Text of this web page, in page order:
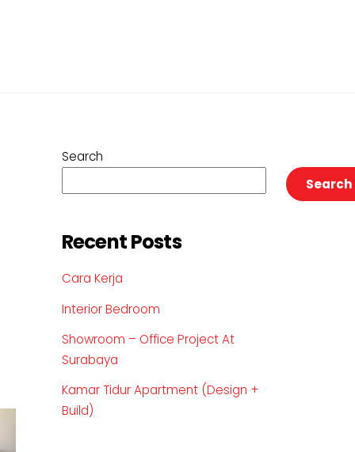
Search
Search
Recent Posts
Cara Kerja
Interior Bedroom
Showroom – Office Project At
Surabaya
Kamar Tidur Apartment (Design +
Build)